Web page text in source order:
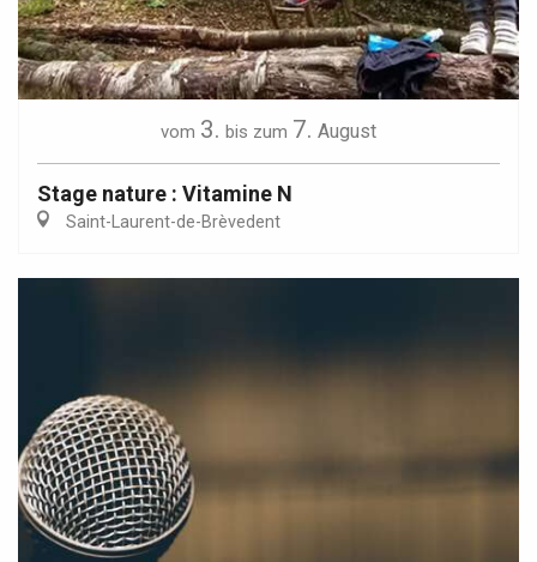
vom 3. bis zum 7. August
Stage nature : Vitamine N
Saint-Laurent-de-Brèvedent